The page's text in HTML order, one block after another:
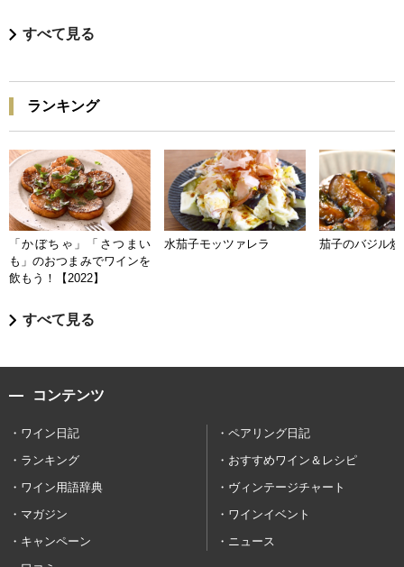
すべて見る
ランキング
「かぼちゃ」「さつまい
も」のおつまみでワインを
飲もう！【2022】
水茄子モッツァレラ 茄子のバジル炒
すべて見る
コンテンツ
ワイン日記
ペアリング日記
ランキング
おすすめワイン＆レシピ
ワイン用語辞典
ヴィンテージチャート
マガジン
ワインイベント
キャンペーン
ニュース